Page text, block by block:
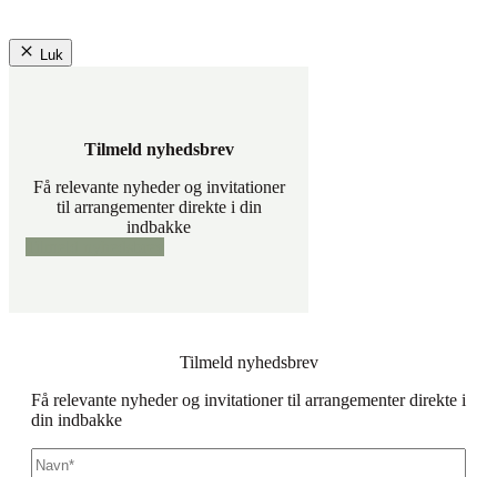
Luk
Tilmeld nyhedsbrev
Få relevante nyheder og invitationer
til arrangementer direkte i din
indbakke
Tilmeld nyhedsbrev
Få relevante nyheder og invitationer til arrangementer direkte i
din indbakke
Navn *